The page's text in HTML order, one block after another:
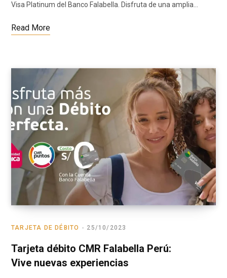
Visa Platinum del Banco Falabella. Disfruta de una amplia…
Read More
TARJETA DE DÉBITO 25/10/2023
Tarjeta débito CMR Falabella Perú:
Vive nuevas experiencias